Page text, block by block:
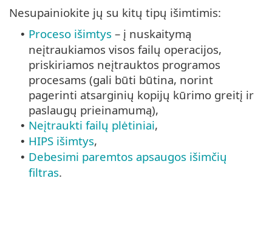
Nesupainiokite jų su kitų tipų išimtimis:
• Proceso išimtys – į nuskaitymą
neįtraukiamos visos failų operacijos,
priskiriamos neįtrauktos programos
procesams (gali būti būtina, norint
pagerinti atsarginių kopijų kūrimo greitį ir
paslaugų prieinamumą),
• Neįtraukti failų plėtiniai,
• HIPS išimtys,
• Debesimi paremtos apsaugos išimčių
filtras.